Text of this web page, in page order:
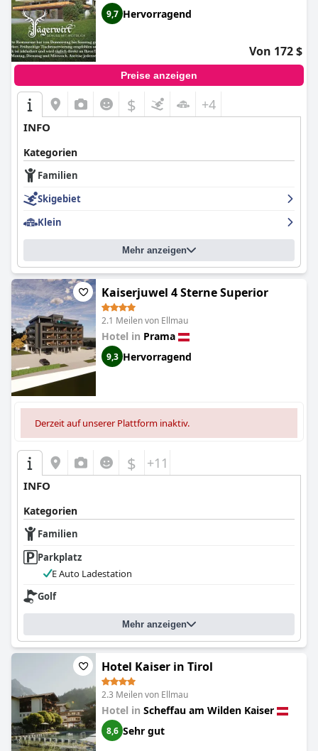
9,7 Hervorragend
Von 172 $
Preise anzeigen
$ +4
INFO
Kategorien
Familien
Skigebiet
Klein
Mehr anzeigen
Kaiserjuwel 4 Sterne Superior
2.1 Meilen von Ellmau
Hotel in Prama
9,3 Hervorragend
Derzeit auf unserer Plattform inaktiv.
$ +11
INFO
Kategorien
Familien
Parkplatz
E Auto Ladestation
Golf
Mehr anzeigen
Hotel Kaiser in Tirol
2.3 Meilen von Ellmau
Hotel in Scheffau am Wilden Kaiser
8,6 Sehr gut